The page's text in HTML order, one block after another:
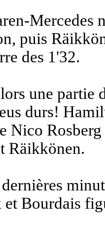
Mercedes
puis
des 1'32.
une partie
durs!
Nico
Räikkönen.
Bourdais